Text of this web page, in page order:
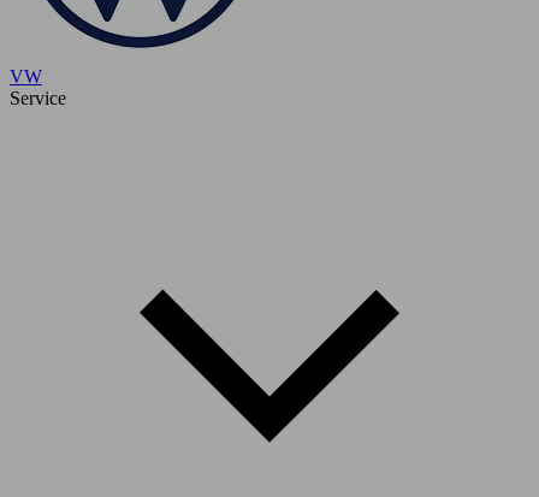
VW
Service